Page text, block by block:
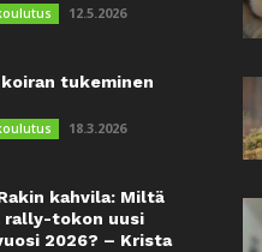
12.5.2026
koiran tukeminen
18.3.2026
kahvila: Miltä
rally-tokon uusi
2026? – Krista